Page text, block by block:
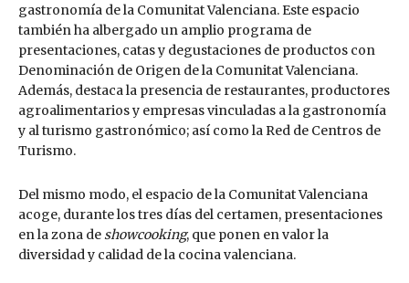
gastronomía de la Comunitat Valenciana. Este espacio
también ha albergado un amplio programa de
presentaciones, catas y degustaciones de productos con
Denominación de Origen de la Comunitat Valenciana.
Además, destaca la presencia de restaurantes, productores
agroalimentarios y empresas vinculadas a la gastronomía
y al turismo gastronómico; así como la Red de Centros de
Turismo.
Del mismo modo, el espacio de la Comunitat Valenciana
acoge, durante los tres días del certamen, presentaciones
en la zona deshowcooking, que ponen en valor la
diversidad y calidad de la cocina valenciana.